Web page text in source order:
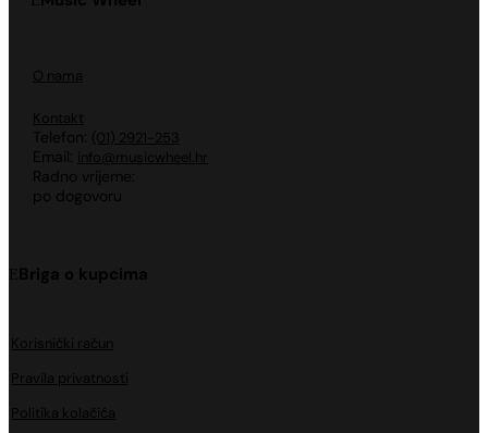
O nama
Kontakt
Telefon: (01) 2921-253
Email: info@musicwheel.hr
Radno vrijeme:
po dogovoru
Briga o kupcima
Korisnički račun
Pravila privatnosti
Politika kolačića